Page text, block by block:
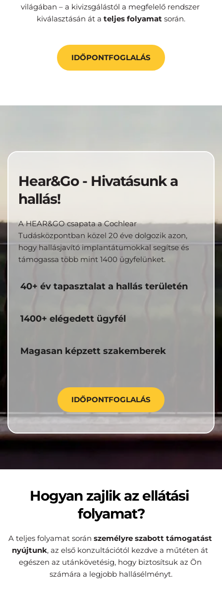
világában – a kivizsgálástól a megfelelő rendszer
kiválasztásán át a teljes folyamat során.
IDŐPONTFOGLALÁS
Hear&Go - Hivatásunk a
hallás!
A HEAR&GO csapata a Cochlear
Tudásközpontban közel 20 éve dolgozik azon,
hogy hallásjavító implantátumokkal segítse és
támogassa több mint 1400 ügyfelünket.
40+ év tapasztalat a hallás területén
1400+ elégedett ügyfél
Magasan képzett szakemberek
IDŐPONTFOGLALÁS
Hogyan zajlik az ellátási
folyamat?
A teljes folyamat során személyre szabott támogatást
nyújtunk, az első konzultációtól kezdve a műtéten át
egészen az utánkövetésig, hogy biztosítsuk az Ön
számára a legjobb hallásélményt.